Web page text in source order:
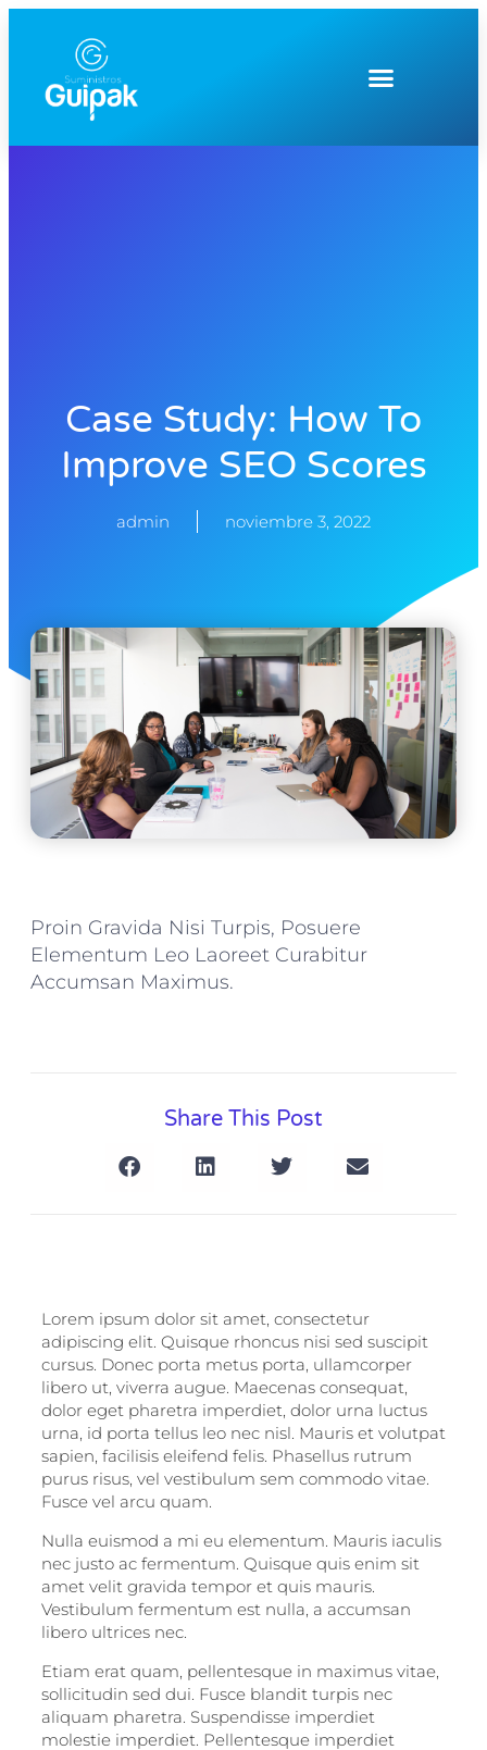
Case Study: How To
Improve SEO Scores
admin noviembre 3, 2022
Proin Gravida Nisi Turpis, Posuere
Elementum Leo Laoreet Curabitur
Accumsan Maximus.
Share This Post
Lorem ipsum dolor sit amet, consectetur
adipiscing elit. Quisque rhoncus nisi sed suscipit
cursus. Donec porta metus porta, ullamcorper
libero ut, viverra augue. Maecenas consequat,
dolor eget pharetra imperdiet, dolor urna luctus
urna, id porta tellus leo nec nisl. Mauris et volutpat
sapien, facilisis eleifend felis. Phasellus rutrum
purus risus, vel vestibulum sem commodo vitae.
Fusce vel arcu quam.
Nulla euismod a mi eu elementum. Mauris iaculis
nec justo ac fermentum. Quisque quis enim sit
amet velit gravida tempor et quis mauris.
Vestibulum fermentum est nulla, a accumsan
libero ultrices nec.
Etiam erat quam, pellentesque in maximus vitae,
sollicitudin sed dui. Fusce blandit turpis nec
aliquam pharetra. Suspendisse imperdiet
molestie imperdiet. Pellentesque imperdiet